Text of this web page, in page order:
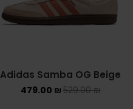
NIKE DUNK KIDS
Uncategorized
Adidas Samba OG Beige
529.00₪
479.00 ₪